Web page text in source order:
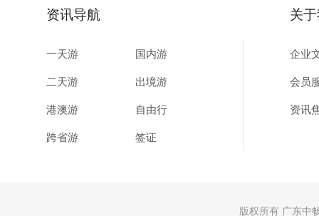
资讯导航
一天游 国内游
二天游 出境游
港澳游 自由行
跨省游 签证
关
企业
会员
资讯
版权所有 广东中